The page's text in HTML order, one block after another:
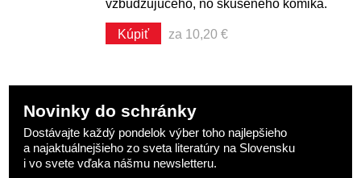
vzbudzujúceho, no skúseného komika.
Kúpiť za 10,20 €
Novinky do schránky
Dostávajte každý pondelok výber toho najlepšieho
a najaktuálnejšieho zo sveta literatúry na Slovensku
i vo svete vďaka nášmu newsletteru.